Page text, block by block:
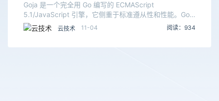
Goja 是一个完全用 Go 编写的 ECMAScript
5.1/JavaScript 引擎，它侧重于标准遵从性和性能。Goja
使得开发者能够在纯 Go 项目中执行 JavaScript 代码，
云技术 11-04 阅读：934